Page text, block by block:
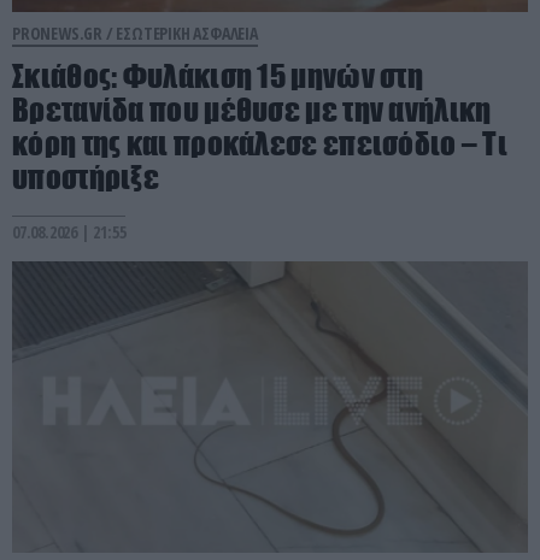
PRONEWS.GR / ΕΣΩΤΕΡΙΚΗ ΑΣΦΑΛΕΙΑ
Σκιάθος: Φυλάκιση 15 μηνών στη
Βρετανίδα που μέθυσε με την ανήλικη
κόρη της και προκάλεσε επεισόδιο – Τι
υποστήριξε
07.08.2026 | 21:55